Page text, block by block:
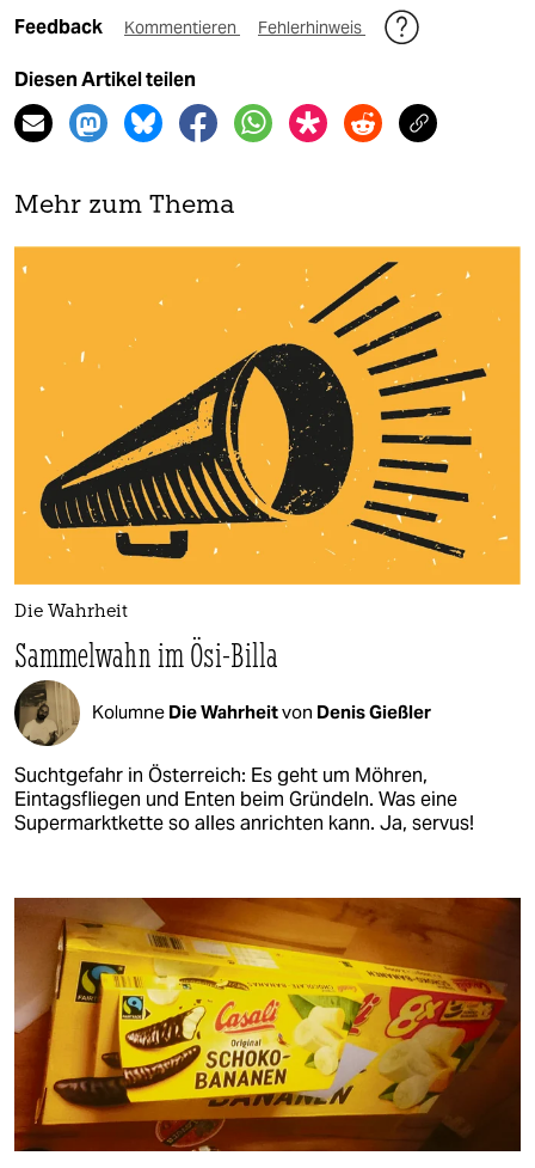
Feedback Kommentieren Fehlerhinweis
Diesen Artikel teilen
Mehr zum Thema
Die Wahrheit
Sammelwahn im Ösi-Billa
Kolumne Die Wahrheitvon Denis Gießler
Suchtgefahr in Österreich: Es geht um Möhren,
Eintagsfliegen und Enten beim Gründeln. Was eine
Supermarktkette so alles anrichten kann. Ja, servus!